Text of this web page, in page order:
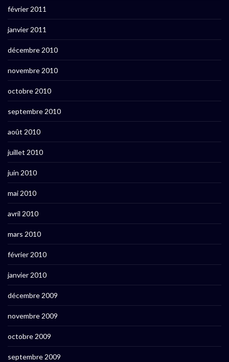
février 2011
janvier 2011
décembre 2010
novembre 2010
octobre 2010
septembre 2010
août 2010
juillet 2010
juin 2010
mai 2010
avril 2010
mars 2010
février 2010
janvier 2010
décembre 2009
novembre 2009
octobre 2009
septembre 2009